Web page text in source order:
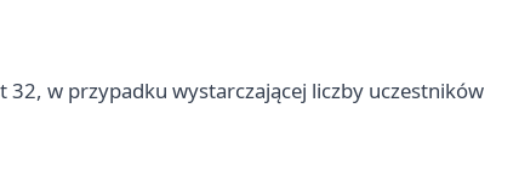
w przypadku wystarczającej liczby uczestników